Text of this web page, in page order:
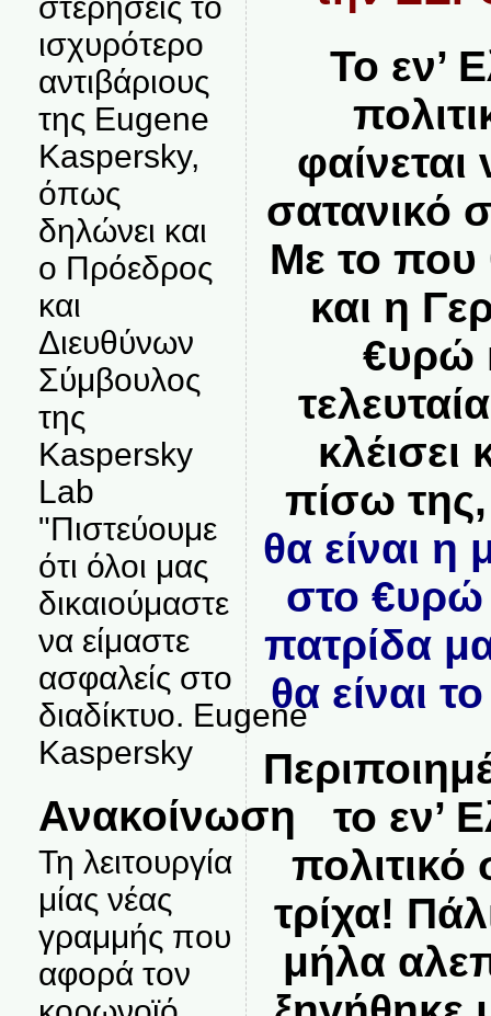
ισχυρότερο
αντιβάριους
της Eugene
Kaspersky,
όπως
δηλώνει και
ο Πρόεδρος
και
Διευθύνων
Σύμβουλος
της
Kaspersky
Lab
"Πιστεύουμε
ότι όλοι μας
δικαιούμαστε
να είμαστε
ασφαλείς στο
διαδίκτυο. Eugene
Kaspersky
Ανακοίνωση
Τη λειτουργία
μίας νέας
γραμμής που
αφορά τον
Το εν’
φαίνεται
σατανικό
Με το που
και η
€υρώ
κλέισει
πίσω
θα είναι
στο €υρώ
πατρίδα
θα είναι
το εν’
τρίχα!
μήλα